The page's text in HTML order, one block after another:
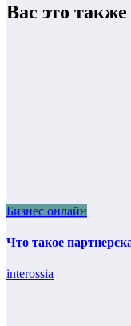
Вас это
Бизнес онлайн
Что такое
interossia